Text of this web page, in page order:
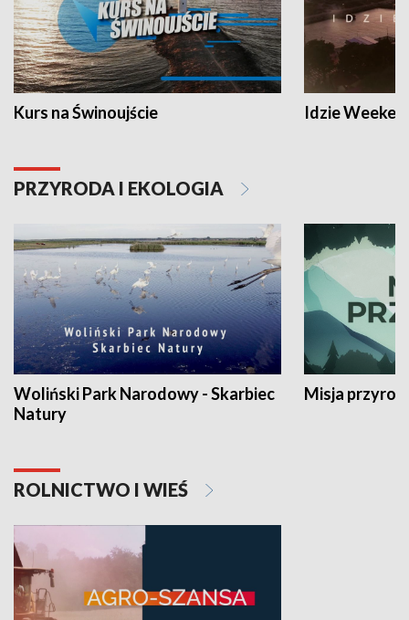
Kurs na Świnoujście Idzie
PRZYRODA I EKOLOGIA
Woliński Park Narodowy - Skarbiec
Natury
Misja
ROLNICTWO I WIEŚ